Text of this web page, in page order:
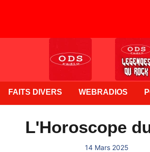
FAITS DIVERS WEBRADIOS
L'Horoscope
14 Mars 2025